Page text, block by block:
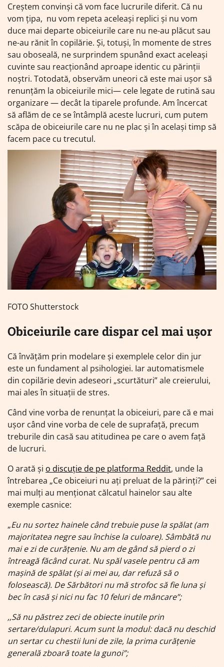
Creștem convinși că vom face lucrurile diferit. Că nu
vom țipa, nu vom repeta aceleași replici și nu vom
duce mai departe obiceiurile care nu ne-au plăcut sau
ne-au rănit în copilărie. Și, totuși, în momente de stres
sau oboseală, ne surprindem spunând exact aceleași
cuvinte sau reacționând aproape identic cu părinții
noștri. Totodată, observăm uneori că este mai ușor să
renunțăm la obiceiurile mici— cele legate de rutină sau
organizare — decât la tiparele profunde. Am încercat
să aflăm de ce se întâmplă aceste lucruri, cum putem
scăpa de obiceiurile care nu ne plac și în același timp să
facem pace cu trecutul.
FOTO Shutterstock
Obiceiurile care dispar cel mai ușor
Că învățăm prin modelare și exemplele celor din jur
este un fundament al psihologiei. Iar automatismele
din copilărie devin adeseori „scurtături” ale creierului,
mai ales în situații de stres.
Când vine vorba de renunțat la obiceiuri, pare că e mai
ușor când vine vorba de cele de suprafață, precum
treburile din casă sau atitudinea pe care o avem față
de lucruri.
O arată și o discuție de pe platforma Reddit, unde la
întrebarea „Ce obiceiuri nu ați preluat de la părinți?” cei
mai mulți au menționat călcatul hainelor sau alte
exemple casnice:
„Eu nu sortez hainele când trebuie puse la spălat (am
majoritatea negre sau închise la culoare). Sâmbătă nu
mai e zi de curățenie. Nu am de gând să pierd o zi
întreagă făcând curat. Nu spăl vasele pentru că am
mașină de spălat (și ai mei au, dar refuză să o
folosească). De Sărbători nu mă strofoc să fie luna și
bec în casă și nici nu fac 10 feluri de mâncare”;
,,Să nu păstrez zeci de obiecte inutile prin
sertare/dulapuri. Acum sunt la modul: dacă nu deschid
un sertar cu chestii luni de zile, la prima curățenie
generală zboară toate la gunoi”;